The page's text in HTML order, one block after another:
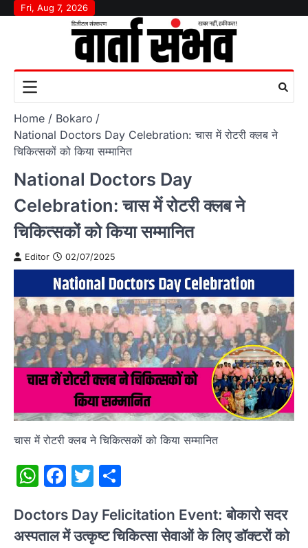
SkipFri, Aug 7, 2026
Home
Bokaro
National Doctors Day Celebration: चास में रोटरी क्लब ने
चिकित्सकों को किया सम्मानित
National Doctors Day
Celebration: चास में रोटरी क्लब ने
चिकित्सकों को किया सम्मानित
Editor 02/07/2025
चास में रोटरी क्लब ने चिकित्सकों को किया सम्मानित
WhatsApp
Facebook
Twitter
Doctors Day Felicitation Event: बोकारो सदर
अस्पताल में उत्कृष्ट चिकित्सा सेवाओं के लिए डॉक्टरों को